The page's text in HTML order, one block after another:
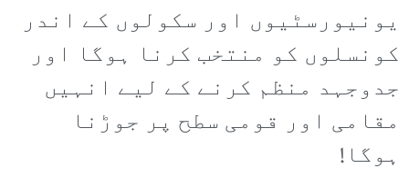
یونیورسٹیوں اور سکولوں کے اندر
کونسلوں کو منتخب کرنا ہوگا اور
جدوجہد منظم کرنے کے لیے انہیں
مقامی اور قومی سطح پر جوڑنا
ہوگا!